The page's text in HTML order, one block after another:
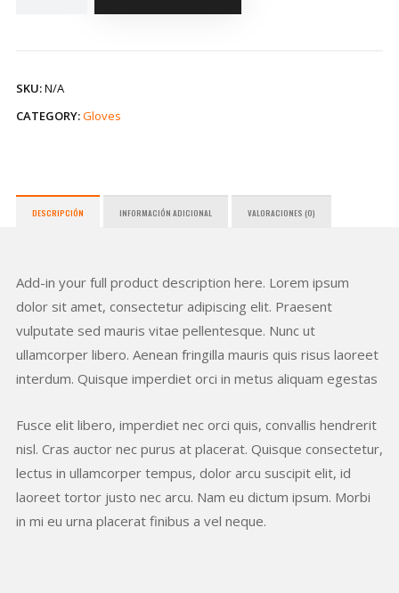
SKU:N/A
CATEGORY:Gloves
DESCRIPCIÓN INFORMACIÓN ADICIONAL VALORACIONES (0)
Add-in your full product description here. Lorem ipsum
dolor sit amet, consectetur adipiscing elit. Praesent
vulputate sed mauris vitae pellentesque. Nunc ut
ullamcorper libero. Aenean fringilla mauris quis risus laoreet
interdum. Quisque imperdiet orci in metus aliquam egestas
Fusce elit libero, imperdiet nec orci quis, convallis hendrerit
nisl. Cras auctor nec purus at placerat. Quisque consectetur,
lectus in ullamcorper tempus, dolor arcu suscipit elit, id
laoreet tortor justo nec arcu. Nam eu dictum ipsum. Morbi
in mi eu urna placerat finibus a vel neque.